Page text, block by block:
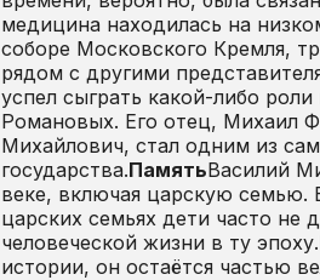
медицина находилась на
соборе Московского Кремля,
рядом с другими
успел сыграть какой-либо
Романовых. Его отец, Михаил
Михайлович, стал одним из
государства.ПамятьВасилий
веке, включая царскую семью.
царских семьях дети часто не
человеческой жизни в ту
истории, он остаётся частью